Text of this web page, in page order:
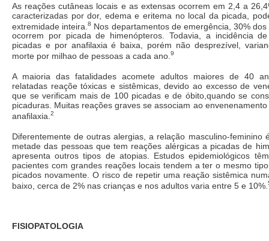
As reações cutâneas locais e as extensas ocorrem em 2,4 a
caracterizadas por dor, edema e eritema no local da picada,
extremidade inteira.8 Nos departamentos de emergência, 30%
ocorrem por picada de himenópteros. Todavia, a incidência
picadas e por anafilaxia é baixa, porém não desprezível,
morte por milhao de pessoas a cada ano. 9
A maioria das fatalidades acomete adultos maiores de 40
relatadas reaçõe tóxicas e sistêmicas, devido ao excesso de
que se verificam mais de 100 picadas e de óbito,quando se
picaduras. Muitas reações graves se associam ao
anafilaxia. 2
Diferentemente de outras alergias, a relação masculino-feminino
metade das pessoas que tem reações alérgicas a picadas de
apresenta outros tipos de atopias. Estudos epidemiológicos
pacientes com grandes reações locais tendem a ter o mesmo
picados novamente. O risco de repetir uma reação sistêmica
baixo, cerca de 2% nas crianças e nos adultos varia entre 5 e 10%.
FISIOPATOLOGIA